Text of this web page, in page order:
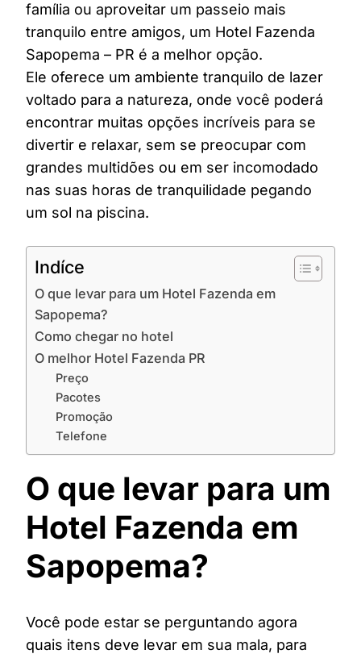
família ou aproveitar um passeio mais
tranquilo entre amigos, um Hotel Fazenda
Sapopema – PR é a melhor opção.
Ele oferece um ambiente tranquilo de lazer
voltado para a natureza, onde você poderá
encontrar muitas opções incríveis para se
divertir e relaxar, sem se preocupar com
grandes multidões ou em ser incomodado
nas suas horas de tranquilidade pegando
um sol na piscina.
Indíce
O que levar para um Hotel Fazenda em
Sapopema?
Como chegar no hotel
O melhor Hotel Fazenda PR
Preço
Pacotes
Promoção
Telefone
O que levar para um
Hotel Fazenda em
Sapopema?
Você pode estar se perguntando agora
quais itens deve levar em sua mala, para